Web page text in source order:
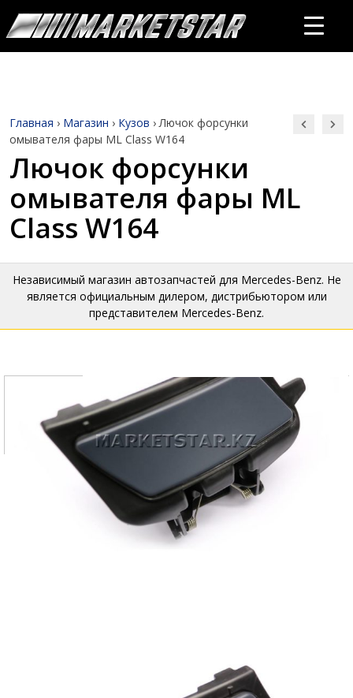
Главная › Магазин › Кузов ›Лючок форсунки
омывателя фары ML Class W164
Лючок форсунки
омывателя фары ML
Class W164
Независимый магазин автозапчастей для Mercedes-Benz. Не
является официальным дилером, дистрибьютором или
представителем Mercedes-Benz.